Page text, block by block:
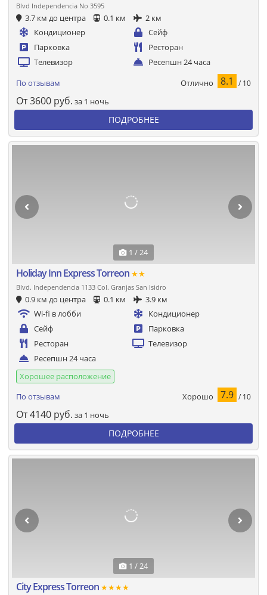
Blvd Independencia No 3595
3.7 км до центра 0.1 км
2 км
Кондиционер
Сейф
Парковка
Ресторан
Телевизор
Ресепшн 24 часа
По отзывам Отлично 8.1 / 10
От3600 руб. за 1 ночь
ПОДРОБНЕЕ
1 / 24
Holiday Inn Express Torreon ★★
Blvd. Independencia 1133 Col. Granjas San Isidro
0.9 км до центра 0.1 км
3.9 км
Wi-fi в лобби
Кондиционер
Сейф
Парковка
Ресторан
Телевизор
Ресепшн 24 часа
Хорошее расположение
По отзывам
Хорошо 7.9 / 10
От4140 руб. за 1 ночь
ПОДРОБНЕЕ
1 / 24
City Express Torreon ★★★★